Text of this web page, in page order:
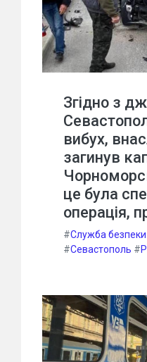
Згідно з
вибух,
загинув
це була
операція,
#Служба безпеки
#Севастополь #